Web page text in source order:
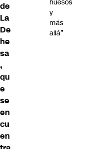
de
La
De
he
sa
,
qu
e
se
en
cu
en
huesos
y
más
allá”